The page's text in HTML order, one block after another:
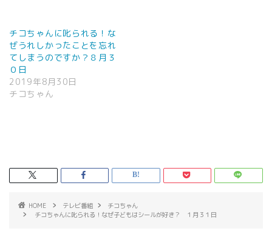
チコちゃんに叱られる！な
ぜうれしかったことを忘れ
てしまうのですか？８月３
０日
2019年8月30日
チコちゃん
HOME テレビ番組
チコちゃん
チコちゃんに叱られる！なぜ子どもはシールが好き？ １月３１日